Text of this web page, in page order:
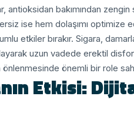
antioksidan bakımından
ise hem dolaşımı optimize
etkiler bırakır. Sigara,
uzun vadede erektil
önemli bir role
Etkisi: